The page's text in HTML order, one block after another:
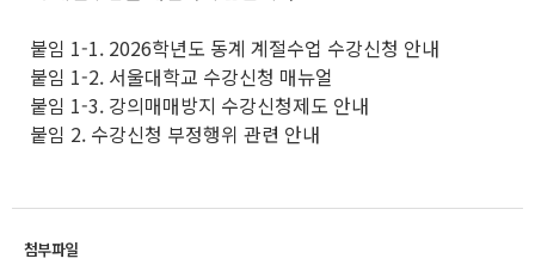
붙임 1-1. 2026학년도 동계 계절수업 수강신청 안내
붙임 1-2. 서울대학교 수강신청 매뉴얼
붙임 1-3. 강의매매방지 수강신청제도 안내
붙임 2. 수강신청 부정행위 관련 안내